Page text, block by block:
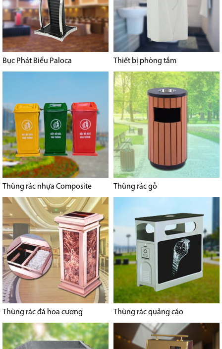
Bục Phát Biểu Paloca Thiết bị phòng tắm
Thùng rác nhựa Composite Thùng rác gỗ
Thùng rác đá hoa cương Thùng rác quảng cáo